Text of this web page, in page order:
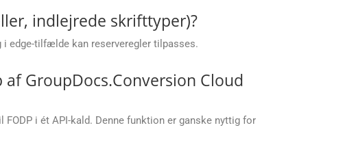
indlejrede skrifttyper)?
edge-tilfælde kan reserveregler tilpasses.
GroupDocs.Conversion Cloud
i ét API-kald. Denne funktion er ganske nyttig for